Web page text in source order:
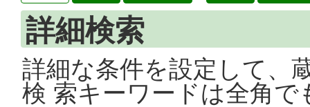
詳細検索
詳細な条件を設定して、
検 索キーワードは全角